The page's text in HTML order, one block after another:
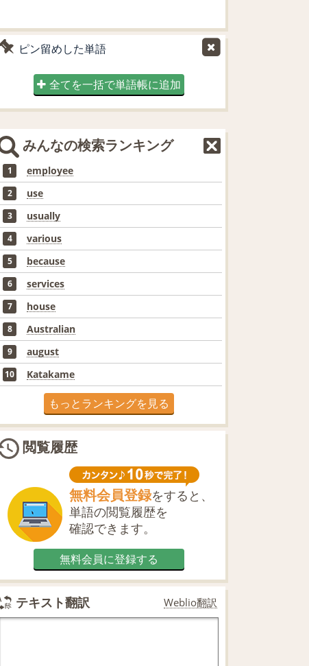
ピン留めした単語
全てを一括で単語帳に追加
みんなの検索ランキング
1 employee
2 use
3 usually
4 various
5 because
6 services
7 house
8 Australian
9 august
10 Katakame
もっとランキングを見る
閲覧履歴
無料会員登録をすると、
単語の閲覧履歴を
確認できます。
無料会員に登録する
テキスト翻訳 Weblio翻訳